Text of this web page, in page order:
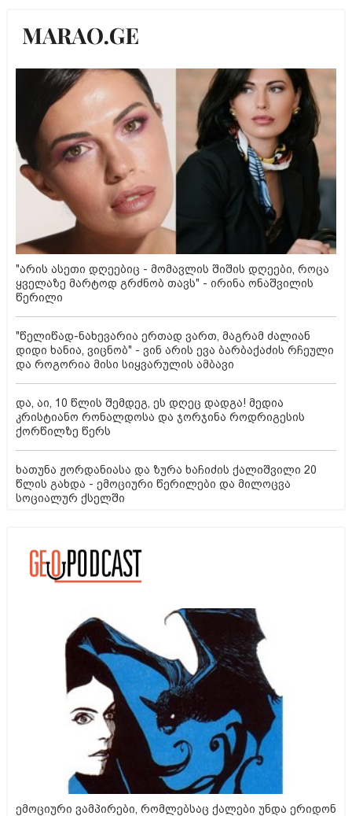
"არის ასეთი დღეებიც - მომავლის შიშის დღეები, როცა
ყველაზე მარტოდ გრძნობ თავს" - ირინა ონაშვილის
წერილი
"წელიწად-ნახევარია ერთად ვართ, მაგრამ ძალიან
დიდი ხანია, ვიცნობ" - ვინ არის ევა ბარბაქაძის რჩეული
და როგორია მისი სიყვარულის ამბავი
და, აი, 10 წლის შემდეგ, ეს დღეც დადგა! მედია
კრისტიანო რონალდოსა და ჯორჯინა როდრიგესის
ქორწილზე წერს
ხათუნა ჟორდანიასა და ზურა ხაჩიძის ქალიშვილი 20
წლის გახდა - ემოციური წერილები და მილოცვა
სოციალურ ქსელში
ემოციური ვამპირები, რომლებსაც ქალები უნდა ერიდონ